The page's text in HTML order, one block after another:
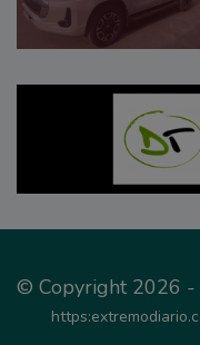
© Copyright 2026 -